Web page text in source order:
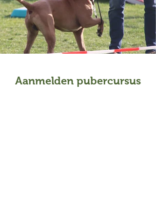
Aanmelden pubercursus